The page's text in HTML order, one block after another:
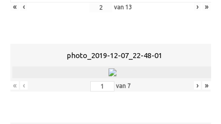
« ‹ van 13 › »
photo_2019-12-07_22-48-01
« ‹ van 7 › »